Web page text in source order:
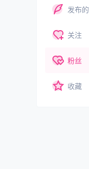
发布的
关注
粉丝
收藏